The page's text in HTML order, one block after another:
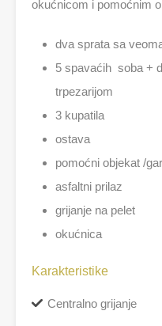
okućnicom i pomoćnim
dva sprata sa
5 spavaćih soba +
trpezarijom
3 kupatila
ostava
pomoćni objekat /
asfaltni prilaz
grijanje na pelet
okućnica
Karakteristike
Centralno grijanje